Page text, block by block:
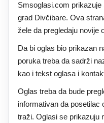
Smsoglasi.com
grad Divčibare. Ova
žele da pregledaju novije
Da bi oglas bio prikazan
poruka treba da sadrži
kao i tekst oglasa i
Oglas treba da bude
informativan da posetilac
traži. Oglasi se prikazuju